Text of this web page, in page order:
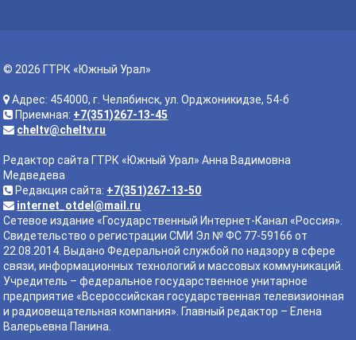
© 2026 ГТРК «Южный Урал»
Адрес: 454000, г. Челябинск, ул. Орджоникидзе, 54-б
Приемная: +7(351)267-13-45
cheltv@cheltv.ru
Редактор сайта ГТРК «Южный Урал» Анна Вадимовна
Медведева
Редакция сайта: +7(351)267-13-50
internet_otdel@mail.ru
Сетевое издание «Государственный Интернет-Канал «Россия».
Свидетельство о регистрации СМИ Эл № ФС 77-59166 от
22.08.2014. Выдано Федеральной службой по надзору в сфере
связи, информационных технологий и массовых коммуникаций.
Учредитель – федеральное государственное унитарное
предприятие «Всероссийская государственная телевизионная
и радиовещательная компания». Главный редактор – Елена
Валерьевна Панина.